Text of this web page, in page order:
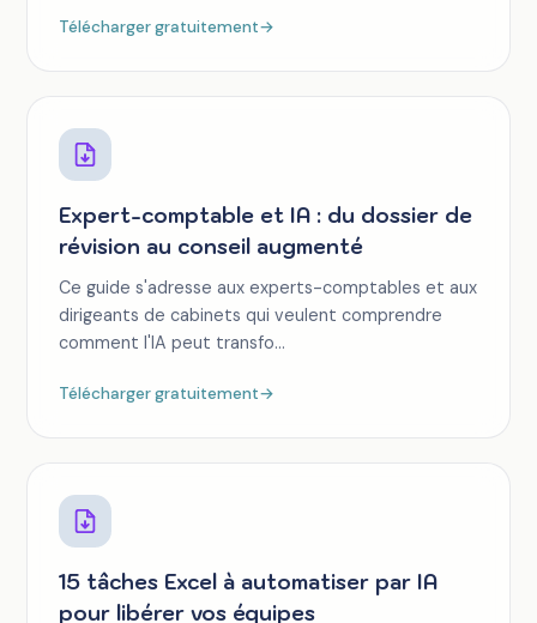
Télécharger gratuitement→
Expert-comptable et IA : du dossier de
révision au conseil augmenté
Ce guide s'adresse aux experts-comptables et aux
dirigeants de cabinets qui veulent comprendre
comment l'IA peut transfo...
Télécharger gratuitement→
15 tâches Excel à automatiser par IA
pour libérer vos équipes